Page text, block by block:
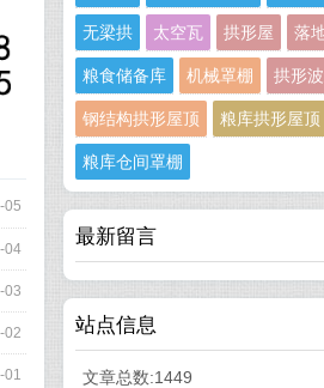
05
04
03
02
01
无梁拱 太空瓦 拱形屋 落
粮食储备库 机械罩棚 拱形
钢结构拱形屋顶 粮库拱形屋顶
粮库仓间罩棚
最新留言
站点信息
文章总数:1449